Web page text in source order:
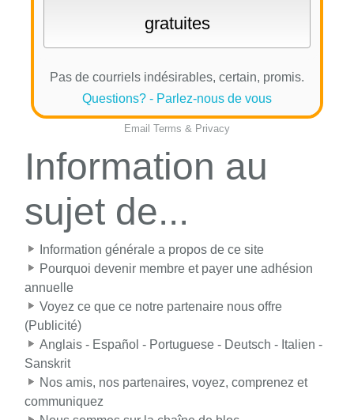
Pas de courriels indésirables, certain, promis.
Questions? - Parlez-nous de vous
Email Terms & Privacy
Information au
sujet de...
Information générale a propos de ce site
Pourquoi devenir membre et payer une adhésion
annuelle
Voyez ce que ce notre partenaire nous offre
(Publicité)
Anglais - Español - Portuguese - Deutsch - Italien -
Sanskrit
Nos amis, nos partenaires, voyez, comprenez et
communiquez